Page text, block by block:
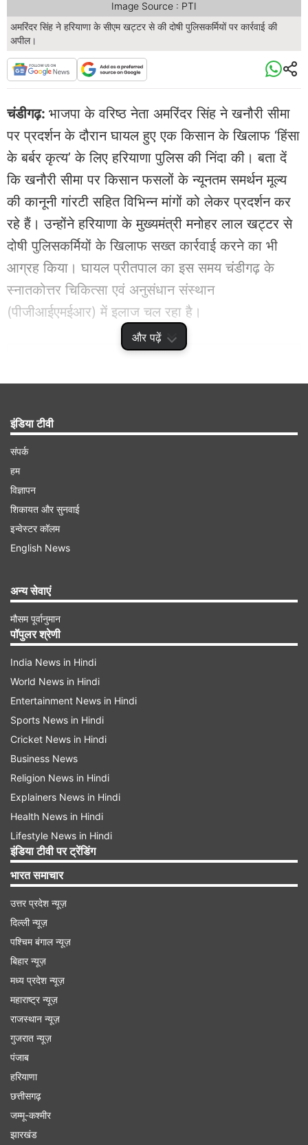
और पढ़ें
अमरिंदर सिंह ने हरियाणा के सीएम खट्टर से की दोषी पुलिसकर्मियों पर कार्रवाई की
अपील।
Image Source : PTI
चंडीगढ़: भाजपा के वरिष्ठ नेता अमरिंदर सिंह ने खनौरी सीमा
पर प्रदर्शन के दौरान घायल हुए एक किसान के खिलाफ ‘हिंसा
के बर्बर कृत्य’ के लिए हरियाणा पुलिस की निंदा की। बता दें
कि खनौरी सीमा पर किसान फसलों के न्यूनतम समर्थन मूल्य
की कानूनी गांरटी सहित विभिन्न मांगों को लेकर प्रदर्शन कर
रहे हैं। उन्होंने हरियाणा के मुख्यमंत्री मनोहर लाल खट्टर से
दोषी पुलिसकर्मियों के खिलाफ सख्त कार्रवाई करने का भी
आग्रह किया। घायल प्रीतपाल का इस समय चंडीगढ़ के
स्नातकोत्तर चिकित्सा एवं अनुसंधान संस्थान
(पीजीआईएमईआर) में इलाज चल रहा है।
Advertisement
अमरिंदर सिंह ने एक्स पर किया पोस्ट
पंजाब के पूर्व मुख्यमंत्री अमरिंदर सिंह ने एक्स पर पोस्ट किया
है कि ‘‘मैं हमारे युवा किसान प्रीतपाल सिंह के खिलाफ
हरियाणा पुलिस द्वारा की गई बर्बरतापूर्ण हिंसा की कड़ी निंदा
करता हूं।’’ उन्होंने कहा कि ‘‘ मैं हरियाणा के मुख्यमंत्री मनोहर
लाल खट्टर से आग्रह करता हूं कि उन पुलिसकर्मियों के
खिलाफ सख्त कार्रवाई की जाए जो लोगों को लंगर परोस रहे
एक निहत्थे युवक को बुरी तरह से पीटने के दोषी हैं।’’
बठिंडा के एक किसान की हुई थी मौत
इससे पहले गत बुधवार को बठिंडा के मूल निवासी शुभकरण
सिंह (21) की खनौरी सीमा पर सुरक्षाकर्मियों से झड़प के
दौरान मौत हो गई थी। झड़प तब शुरू हुई जब कुछ
प्रदर्शनकारियों ने सुरक्षाकर्मियों द्वारा लगाए गए अवरोधकों को
इंडिया टीवी
संपर्क
हम
विज्ञापन
शिकायत और सुनवाई
इन्वेस्टर कॉलम
English News
अन्य सेवाएं
मौसम पूर्वानुमान
पॉपुलर श्रेणी
India News in Hindi
World News in Hindi
Entertainment News in Hindi
Sports News in Hindi
Cricket News in Hindi
Business News
Religion News in Hindi
Explainers News in Hindi
Health News in Hindi
Lifestyle News in Hindi
इंडिया टीवी पर ट्रेंडिंग
भारत समाचार
उत्तर प्रदेश न्यूज़
दिल्ली न्यूज़
पश्चिम बंगाल न्यूज़
बिहार न्यूज़
मध्य प्रदेश न्यूज़
महाराष्ट्र न्यूज़
राजस्थान न्यूज़
गुजरात न्यूज़
पंजाब
हरियाणा
छत्तीसगढ़
जम्मू-कश्मीर
झारखंड